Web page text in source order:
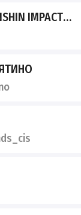
IMPACT